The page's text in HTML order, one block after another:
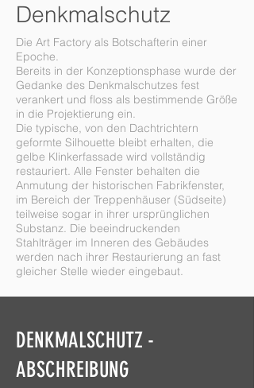
Denkmalschutz
Die Art Factory als Botschafterin einer
Epoche.
Bereits in der Konzeptionsphase wurde der
Gedanke des Denkmalschutzes fest
verankert und floss als bestimmende Größe
in die Projektierung ein.
Die typische, von den Dachtrichtern
geformte Silhouette bleibt erhalten, die
gelbe Klinkerfassade wird vollständig
restauriert. Alle Fenster behalten die
Anmutung der historischen Fabrikfenster,
im Bereich der Treppenhäuser (Südseite)
teilweise sogar in ihrer ursprünglichen
Substanz. Die beeindruckenden
Stahlträger im Inneren des Gebäudes
werden nach ihrer Restaurierung an fast
gleicher Stelle wieder eingebaut.
DENKMALSCHUTZ -
ABSCHREIBUNG